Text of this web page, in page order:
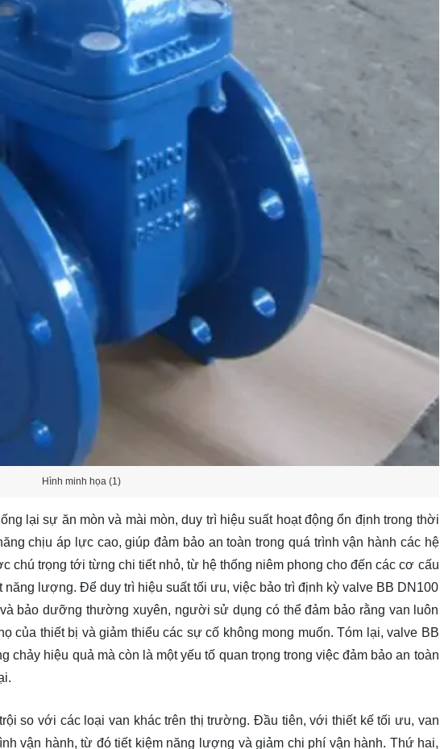
Hình minh họa (1)
lại sự ăn mòn và mài mòn, duy trì hiệu suất hoạt động ổn định trong thời
chịu áp lực cao, giúp đảm bảo an toàn trong quá trình vận hành các hệ
chú trọng tới từng chi tiết nhỏ, từ hệ thống niêm phong cho đến các cơ cấu
năng lượng. Để duy trì hiệu suất tối ưu, việc bảo trì định kỳ valve BB DN100
bảo dưỡng thường xuyên, người sử dụng có thể đảm bảo rằng van luôn
của thiết bị và giảm thiểu các sự cố không mong muốn. Tóm lại, valve BB
chảy hiệu quả mà còn là một yếu tố quan trọng trong việc đảm bảo an toàn
so với các loại van khác trên thị trường. Đầu tiên, với thiết kế tối ưu, van
vận hành, từ đó tiết kiệm năng lượng và giảm chi phí vận hành. Thứ hai,